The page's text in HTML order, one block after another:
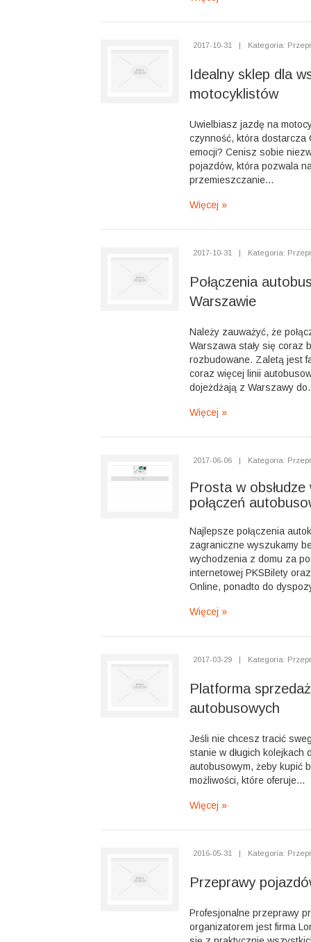
2017-10-31 | Kategoria:
Idealny sklep dla
motocyklistów
Uwielbiasz jazdę na
czynność, która dostarcza
emocji? Cenisz sobie
pojazdów, która pozwala
przemieszczanie...
Więcej »
2017-10-31 | Kategoria:
Połączenia
Warszawie
Należy zauważyć, że
Warszawa stały się coraz
rozbudowane. Zaletą jest
coraz więcej linii
dojeżdżają z Warszawy
Więcej »
2017-06-06 | Kategoria:
Prosta w obsłudze
połączeń
Najlepsze połączenia
zagraniczne wyszukamy
wychodzenia z domu za
internetowej PKSBilety
Online, ponadto do
Więcej »
2017-03-29 | Kategoria:
Platforma
autobusowych
Jeśli nie chcesz tracić
stanie w długich kolejkach
autobusowym, żeby kupić
możliwości, które oferuje...
Więcej »
2016-05-31 | Kategoria:
Przeprawy
Profesjonalne przeprawy
organizatorem jest firma